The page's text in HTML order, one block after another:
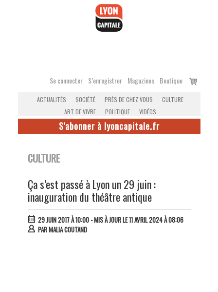
Se connecter S’enregistrer Magazines Boutique
Voir
ACTUALITÉS SOCIÉTÉ PRÈS DE CHEZ VOUS
CULTURE
ART DE VIVRE
POLITIQUE VIDÉOS
S'abonner à lyoncapitale.fr
CULTURE
Ça s’est passé à Lyon un 29 juin :
inauguration du théâtre antique
29 JUIN 2017 À 10:00- MIS À JOUR LE 11 AVRIL 2024 À 08:06
PARMALIA COUTAND